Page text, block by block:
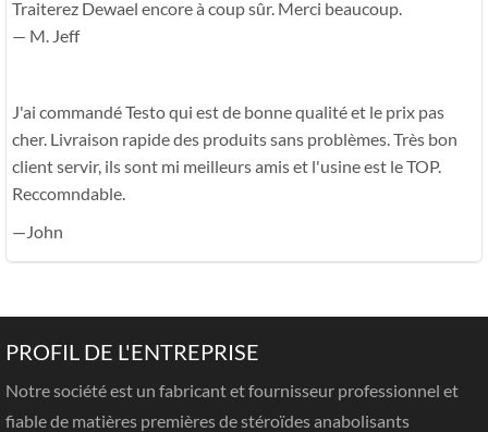
Traiterez Dewael encore à coup sûr. Merci beaucoup.
— M. Jeff
J'ai commandé Testo qui est de bonne qualité et le prix pas
cher. Livraison rapide des produits sans problèmes. Très bon
client servir, ils sont mi meilleurs amis et l'usine est le TOP.
Reccomndable.
—John
PROFIL DE L'ENTREPRISE
Notre société est un fabricant et fournisseur professionnel et
fiable de matières premières de stéroïdes anabolisants